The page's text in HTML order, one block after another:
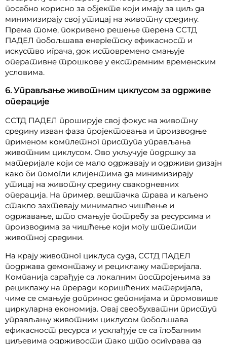
посебно корисно за објекте који имају за циљ да
минимизирају свој утицај на животну средину.
Према томе, покривено решење терена ССТД
ПАДЕЛ побољшава енергетску ефикасност и
искуство играча, док истовремено смањује
оперативне трошкове у екстремним временским
условима.
6. Управљање животним циклусом за одрживе
операције
ССТД ПАДЕЛ проширује свој фокус на животну
средину изван фаза пројектовања и производње
применом комплетног приступа управљања
животним циклусом. Ово укључује подршку за
материјале који се мало одржавају и одрживи дизајн
како би помогли клијентима да минимизирају
утицај на животну средину свакодневних
операција. На пример, вештачка трава и каљено
стакло захтевају минимално чишћење и
одржавање, што смањује потребу за ресурсима и
производима за чишћење који могу штетити
животној средини.
На крају животног циклуса суда, ССТД ПАДЕЛ
подржава демонтажу и рециклажу материјала.
Компанија сарађује са локалним постројењима за
рециклажу на преради коришћених материјала,
чиме се смањује допринос депонијама и промовише
циркуларна економија. Овај свеобухватни приступ
управљању животним циклусом побољшава
ефикасност ресурса и усклађује се са глобалним
циљевима одрживости тако што осигурава да